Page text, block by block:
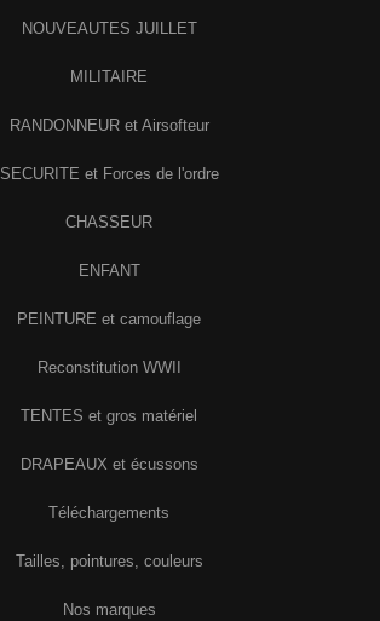
NOUVEAUTES JUILLET
MILITAIRE
RANDONNEUR et Airsofteur
SECURITE et Forces de l'ordre
CHASSEUR
ENFANT
PEINTURE et camouflage
Reconstitution WWII
TENTES et gros matériel
DRAPEAUX et écussons
Téléchargements
Tailles, pointures, couleurs
Nos marques